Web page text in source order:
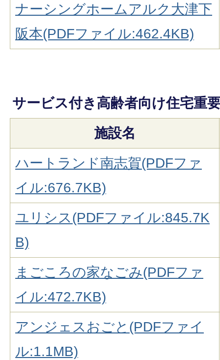
ナーシングホームアルク大津下
阪本(PDFファイル:462.4KB)
サービス付き高齢者向け住宅重
施設名
ハートランド南志賀(PDFファ
イル:676.7KB)
ユリシス(PDFファイル:845.7K
B)
まごころの家なごみ(PDFファ
イル:472.7KB)
アンジェスおごと(PDFファイ
ル:1.1MB)